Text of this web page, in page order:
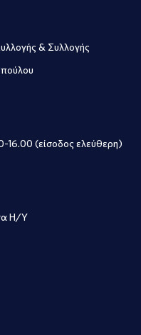
& Συλλογής
16.00 (είσοδος ελεύθερη)
Η/Υ